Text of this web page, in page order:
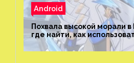
Android
Похвала высокой морали
где найти, как
скрытые достижения